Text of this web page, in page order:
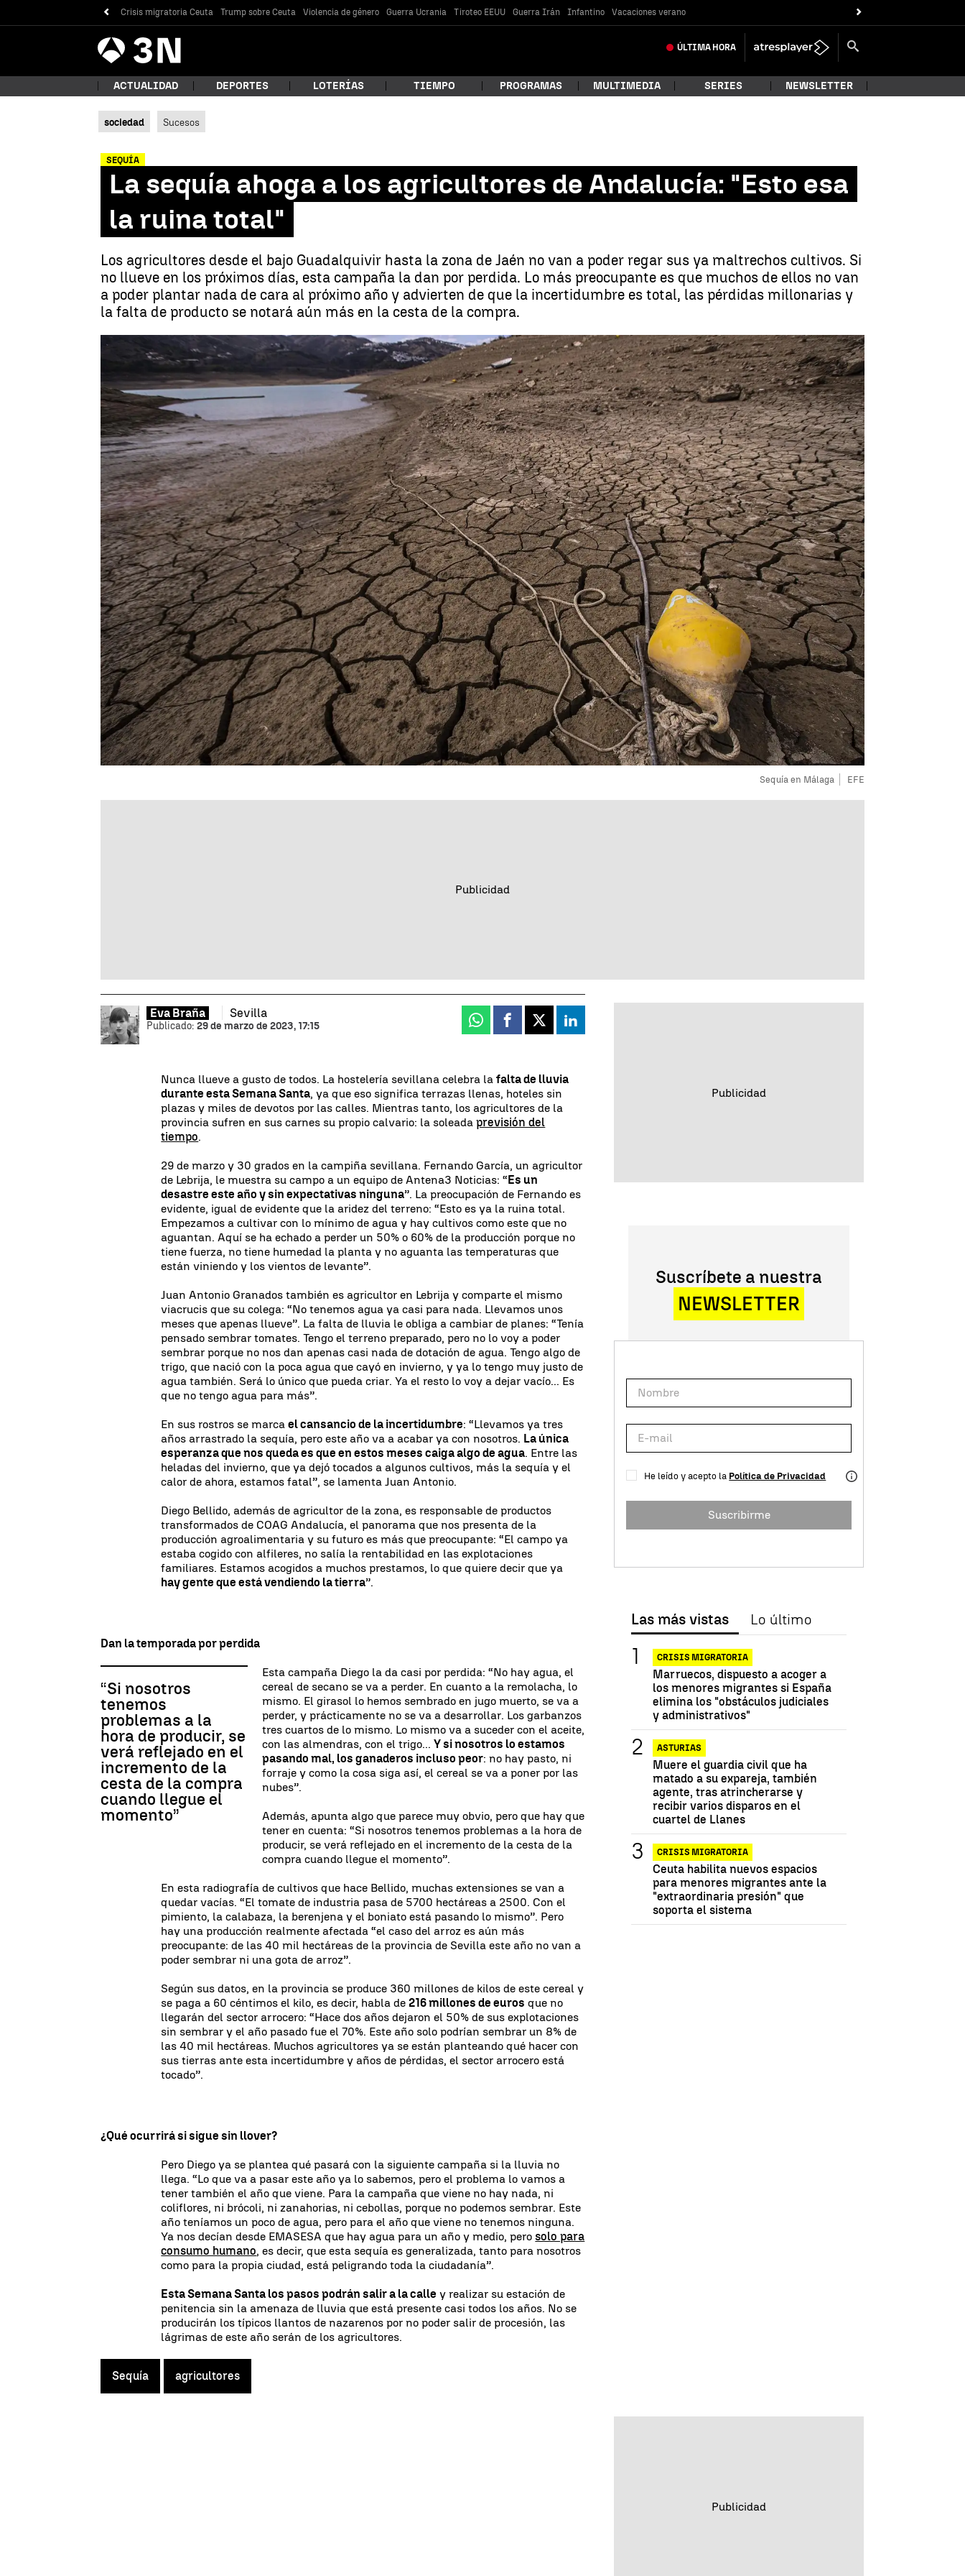
Crisis migratoria Ceuta Trump sobre Ceuta Violencia de género Guerra Ucrania Tiroteo EEUU Guerra Irán Infantino Vacaciones verano
Antena
3 Noticias ÚLTIMA HORA
¿Qué estás buscando?
Buscar
ACTUALIDAD DEPORTES LOTERÍAS TIEMPO PROGRAMAS MULTIMEDIA SERIES NEWSLETTER
sociedad Sucesos
SEQUÍA
La sequía ahoga a los agricultores de Andalucía: "Esto esa
la ruina total"
Los agricultores desde el bajo Guadalquivir hasta la zona de Jaén no van a poder regar sus ya maltrechos cultivos. Si
no llueve en los próximos días, esta campaña la dan por perdida. Lo más preocupante es que muchos de ellos no van
a poder plantar nada de cara al próximo año y advierten de que la incertidumbre es total, las pérdidas millonarias y
la falta de producto se notará aún más en la cesta de la compra.
Sequía en Málaga EFE
Eva Braña Sevilla
Publicado: 29 de marzo de 2023, 17:15 Whatsapp
Facebook
X Linkedin
Nunca llueve a gusto de todos. La hostelería sevillana celebra lafalta de lluvia
durante esta Semana Santa, ya que eso significa terrazas llenas, hoteles sin
plazas y miles de devotos por las calles. Mientras tanto, los agricultores de la
provincia sufren en sus carnes su propio calvario: la soleadaprevisión del
tiempo.
29 de marzo y 30 grados en la campiña sevillana. Fernando García, un agricultor
de Lebrija, le muestra su campo a un equipo de Antena3 Noticias: “Es un
desastre este año y sin expectativas ninguna”. La preocupación de Fernando es
evidente, igual de evidente que la aridez del terreno: “Esto es ya la ruina total.
Empezamos a cultivar con lo mínimo de agua y hay cultivos como este que no
aguantan. Aquí se ha echado a perder un 50% o 60% de la producción porque no
tiene fuerza, no tiene humedad la planta y no aguanta las temperaturas que
están viniendo y los vientos de levante”.
Juan Antonio Granados también es agricultor en Lebrija y comparte el mismo
viacrucis que su colega: “No tenemos agua ya casi para nada. Llevamos unos
meses que apenas llueve”. La falta de lluvia le obliga a cambiar de planes: “Tenía
pensado sembrar tomates. Tengo el terreno preparado, pero no lo voy a poder
sembrar porque no nos dan apenas casi nada de dotación de agua. Tengo algo de
trigo, que nació con la poca agua que cayó en invierno, y ya lo tengo muy justo de
agua también. Será lo único que pueda criar. Ya el resto lo voy a dejar vacío... Es
que no tengo agua para más”.
En sus rostros se marcael cansancio de la incertidumbre: “Llevamos ya tres
años arrastrado la sequía, pero este año va a acabar ya con nosotros. La única
esperanza que nos queda es que en estos meses caiga algo de agua. Entre las
heladas del invierno, que ya dejó tocados a algunos cultivos, más la sequía y el
calor de ahora, estamos fatal”, se lamenta Juan Antonio.
Diego Bellido, además de agricultor de la zona, es responsable de productos
transformados de COAG Andalucía, el panorama que nos presenta de la
producción agroalimentaria y su futuro es más que preocupante: “El campo ya
estaba cogido con alfileres, no salía la rentabilidad en las explotaciones
familiares. Estamos acogidos a muchos prestamos, lo que quiere decir que ya
hay gente que está vendiendo la tierra”.
Dan la temporada por perdida
“Si nosotros
tenemos
problemas a la
hora de producir, se
verá reflejado en el
incremento de la
cesta de la compra
cuando llegue el
momento”
Esta campaña Diego la da casi por perdida: “No hay agua, el
cereal de secano se va a perder. En cuanto a la remolacha, lo
mismo. El girasol lo hemos sembrado en jugo muerto, se va a
perder, y prácticamente no se va a desarrollar. Los garbanzos
tres cuartos de lo mismo. Lo mismo va a suceder con el aceite,
con las almendras, con el trigo... Y si nosotros lo estamos
pasando mal, los ganaderos incluso peor: no hay pasto, ni
forraje y como la cosa siga así, el cereal se va a poner por las
nubes”.
Además, apunta algo que parece muy obvio, pero que hay que
tener en cuenta: “Si nosotros tenemos problemas a la hora de
producir, se verá reflejado en el incremento de la cesta de la
compra cuando llegue el momento”.
En esta radiografía de cultivos que hace Bellido, muchas extensiones se van a
quedar vacías. “El tomate de industria pasa de 5700 hectáreas a 2500. Con el
pimiento, la calabaza, la berenjena y el boniato está pasando lo mismo”. Pero
hay una producción realmente afectada “el caso del arroz es aún más
preocupante: de las 40 mil hectáreas de la provincia de Sevilla este año no van a
poder sembrar ni una gota de arroz”.
Según sus datos, en la provincia se produce 360 millones de kilos de este cereal y
se paga a 60 céntimos el kilo, es decir, habla de216 millones de euros que no
llegarán del sector arrocero: “Hace dos años dejaron el 50% de sus explotaciones
sin sembrar y el año pasado fue el 70%. Este año solo podrían sembrar un 8% de
las 40 mil hectáreas. Muchos agricultores ya se están planteando qué hacer con
sus tierras ante esta incertidumbre y años de pérdidas, el sector arrocero está
tocado”.
¿Qué ocurrirá si sigue sin llover?
Pero Diego ya se plantea qué pasará con la siguiente campaña si la lluvia no
llega. “Lo que va a pasar este año ya lo sabemos, pero el problema lo vamos a
tener también el año que viene. Para la campaña que viene no hay nada, ni
coliflores, ni brócoli, ni zanahorias, ni cebollas, porque no podemos sembrar. Este
año teníamos un poco de agua, pero para el año que viene no tenemos ninguna.
Ya nos decían desde EMASESA que hay agua para un año y medio, perosolo para
consumo humano, es decir, que esta sequía es generalizada, tanto para nosotros
como para la propia ciudad, está peligrando toda la ciudadanía”.
Esta Semana Santa los pasos podrán salir a la calle y realizar su estación de
penitencia sin la amenaza de lluvia que está presente casi todos los años. No se
producirán los típicos llantos de nazarenos por no poder salir de procesión, las
lágrimas de este año serán de los agricultores.
Sequía agricultores
Suscríbete a nuestra
NEWSLETTER
He leído y acepto la Política de Privacidad
Suscribirme
Las más vistas Lo último
CRISIS MIGRATORIA
Marruecos, dispuesto a acoger a
los menores migrantes si España
elimina los "obstáculos judiciales
y administrativos"
ASTURIAS
Muere el guardia civil que ha
matado a su expareja, también
agente, tras atrincherarse y
recibir varios disparos en el
cuartel de Llanes
CRISIS MIGRATORIA
Ceuta habilita nuevos espacios
para menores migrantes ante la
"extraordinaria presión" que
soporta el sistema